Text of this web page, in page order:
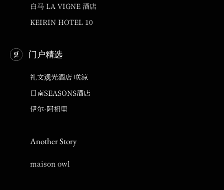
白马 LA VIGNE 酒店
KEIRIN HOTEL 10
门户精选
礼文观光酒店 咲涼
日南SEASONS酒店
伊尔·阿祖里
Another Story
maison owl